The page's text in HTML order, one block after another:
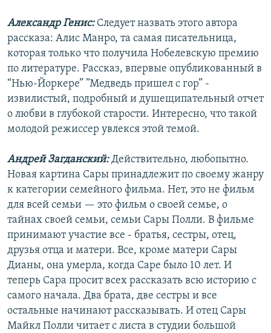
Александр Генис:Следует назвать этого автора
рассказа: Алис Манро, та самая писательница,
которая только что получила Нобелевскую премию
по литературе. Рассказ, впервые опубликованный в
“Нью-Йоркере” ”Медведь пришел с гор” -
извилистый, подробный и душещипательный отчет
о любви в глубокой старости. Интересно, что такой
молодой режиссер увлекся этой темой.
Андрей Загданский:Действительно, любопытно.
Новая картина Сары принадлежит по своему жанру
к категории семейного фильма. Нет, это не фильм
для всей семьи — это фильм о своей семье, о
тайнах своей семьи, семьи Сары Полли. В фильме
принимают участие все - братья, сестры, отец,
друзья отца и матери. Все, кроме матери Сары
Дианы, она умерла, когда Саре было 10 лет. И
теперь Сара просит всех рассказать всю историю с
самого начала. Два брата, две сестры и все
остальные начинают рассказывать. И отец Сары
Майкл Полли читает с листа в студии большой